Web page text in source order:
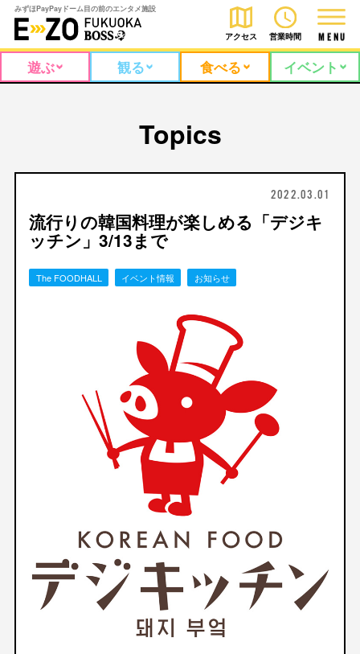
みずほPayPayドーム目の前のエンタメ施設
アクセス 営業時間 M E N U
遊ぶ 観る 食べる イベント
Topics
2022.03.01
流行りの韓国料理が楽しめる「デジキ
ッチン」3/13まで
The FOODHALL イベント情報 お知らせ